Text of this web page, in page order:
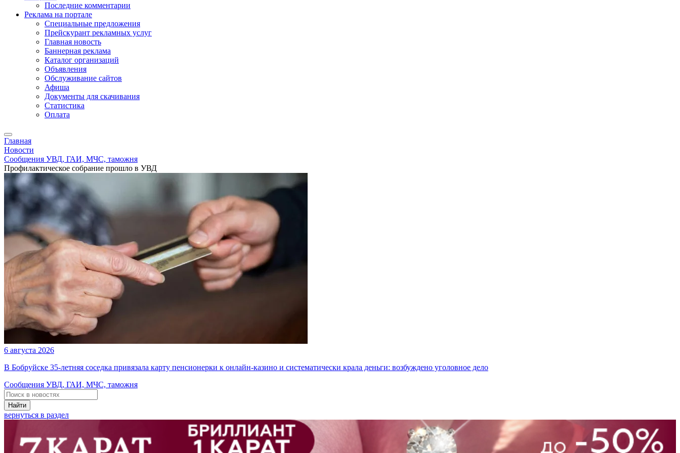
Последние комментарии
Реклама на портале
Специальные предложения
Прейскурант рекламных услуг
Главная новость
Баннерная реклама
Каталог организаций
Объявления
Обслуживание сайтов
Афиша
Документы для скачивания
Статистика
Оплата
Главная
Новости
Сообщения УВД, ГАИ, МЧС, таможня
Профилактическое собрание прошло в УВД
6 августа 2026
В Бобруйске 35-летняя соседка привязала карту пенсионерки к онлайн-казино и систематически крала деньги: возбуждено уголовное дело
Сообщения УВД, ГАИ, МЧС, таможня
Найти
вернуться в раздел